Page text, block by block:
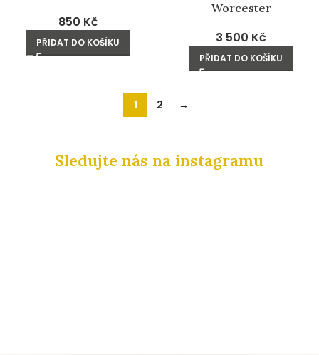
850 Kč
PŘIDAT DO KOŠÍKU
Worcester
3 500 Kč
PŘIDAT DO KOŠÍKU
1 2 →
Sledujte nás na instagramu